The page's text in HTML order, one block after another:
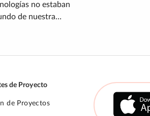
no estaban
de nuestra…
de Proyecto
de Proyectos